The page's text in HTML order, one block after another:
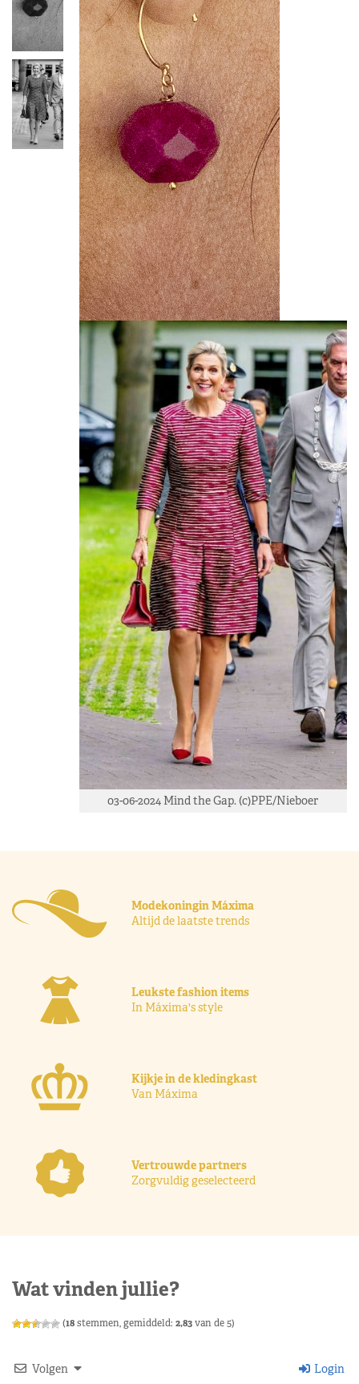
03-06-2024 Mind the Gap. (c)PPE/Nieboer
Modekoningin Máxima
Altijd de laatste trends
Leukste fashion items
In Máxima's style
Kijkje in de kledingkast
Van Máxima
Vertrouwde partners
Zorgvuldig geselecteerd
Wat vinden jullie?
(18stemmen, gemiddeld: 2,83van de 5)
Volgen Login